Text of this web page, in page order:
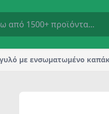
με ενσωματωμένο